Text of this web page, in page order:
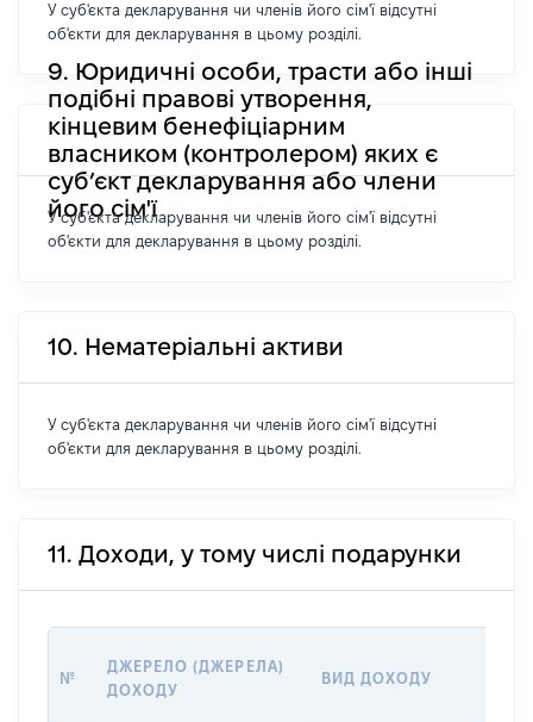
У суб'єкта декларування чи членів його сім'ї відсутні
об'єкти для декларування в цьому розділі.
9. Юридичні особи, трасти або інші
подібні правові утворення,
кінцевим бенефіціарним
власником (контролером) яких є
суб’єкт декларування або члени
його сім'ї
У суб'єкта декларування чи членів його сім'ї відсутні
об'єкти для декларування в цьому розділі.
10. Нематеріальні активи
У суб'єкта декларування чи членів його сім'ї відсутні
об'єкти для декларування в цьому розділі.
11. Доходи, у тому числі подарунки
№
ДЖЕРЕЛО (ДЖЕРЕЛА)
ДОХОДУ
ВИД ДОХОДУ